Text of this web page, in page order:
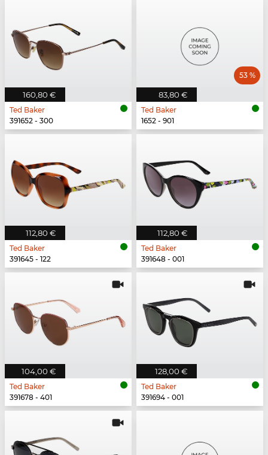
160,80 €
Ted Baker
391652 - 300
83,80 €
53 %
Ted Baker
1652 - 901
112,80 €
Ted Baker
391645 - 122
112,80 €
Ted Baker
391648 - 001
104,00 €
Ted Baker
391678 - 401
128,00 €
Ted Baker
391694 - 001